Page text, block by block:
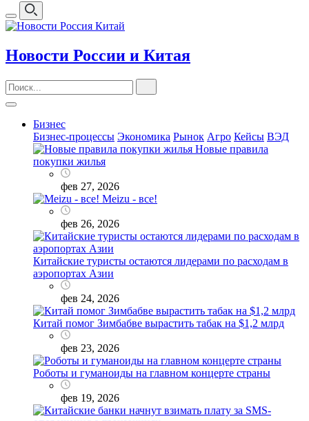
Новости России и Китая
Бизнес
Бизнес-процессы Экономика Рынок Агро Кейсы ВЭД
Новые правила
покупки жилья
фев 27, 2026
Meizu - все!
фев 26, 2026
Китайские туристы остаются лидерами по расходам в
аэропортах Азии
фев 24, 2026
Китай помог Зимбабве вырастить табак на $1,2 млрд
фев 23, 2026
Роботы и гуманоиды на главном концерте страны
фев 19, 2026